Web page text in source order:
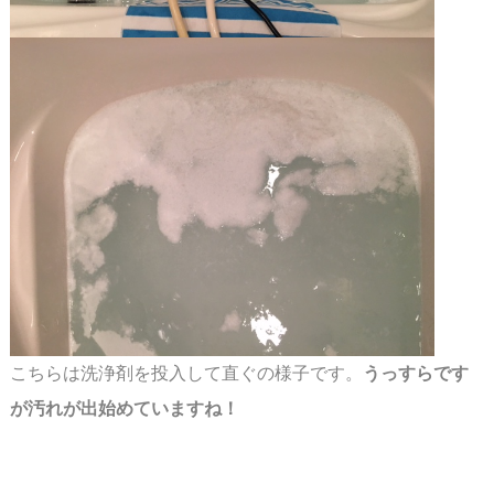
こちらは洗浄剤を投入して直ぐの様子です。
うっすらです
が汚れが出始めていますね！